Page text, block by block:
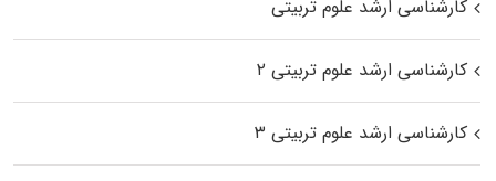
کارشناسی ارشد علوم تربیتی
کارشناسی ارشد علوم تربیتی ۲
کارشناسی ارشد علوم تربیتی ۳